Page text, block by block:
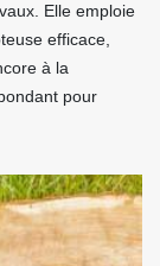
Elle emploie
efficace,
à la
pour